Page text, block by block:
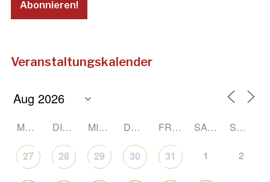
Veranstaltungskalender
MONTAG DIENSTAG MITTWOCH DONNERSTAG FREITAG SAMSTAG SONNTAG
27 28 29 30 31 1 2